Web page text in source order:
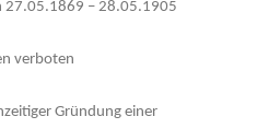
27.05.1869 – 28.05.1905
verboten
Gründung einer